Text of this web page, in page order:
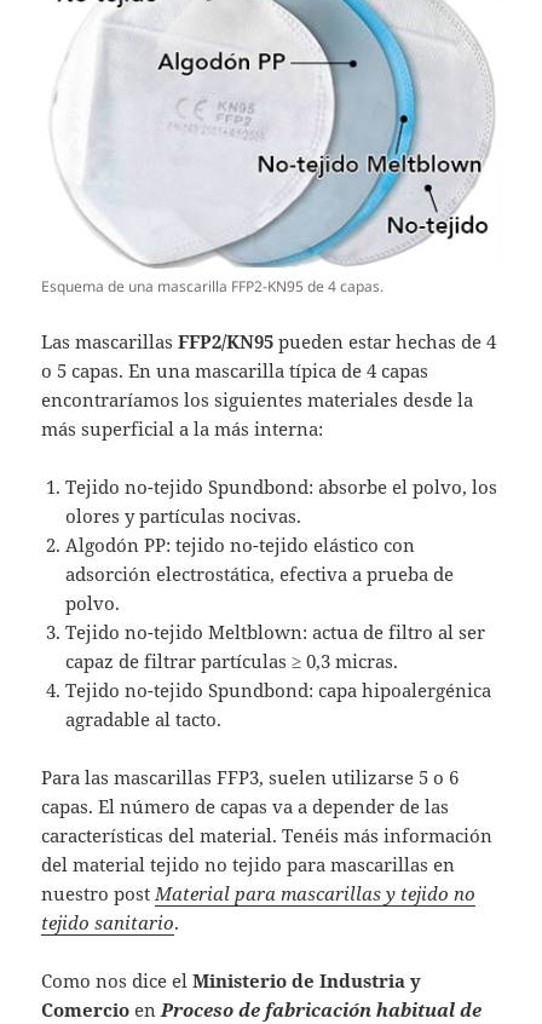
Esquema de una mascarilla FFP2-KN95 de 4 capas.
Las mascarillasFFP2/KN95 pueden estar hechas de 4
o 5 capas. En una mascarilla típica de 4 capas
encontraríamos los siguientes materiales desde la
más superficial a la más interna:
Tejido no-tejido Spundbond: absorbe el polvo, los
olores y partículas nocivas.
Algodón PP: tejido no-tejido elástico con
adsorción electrostática, efectiva a prueba de
polvo.
Tejido no-tejido Meltblown: actua de filtro al ser
capaz de filtrar partículas ≥ 0,3 micras.
Tejido no-tejido Spundbond: capa hipoalergénica
agradable al tacto.
Para las mascarillas FFP3, suelen utilizarse 5 o 6
capas. El número de capas va a depender de las
características del material. Tenéis más información
del material tejido no tejido para mascarillas en
nuestro postMaterial para mascarillas y tejido no
tejido sanitario.
Como nos dice elMinisterio de Industria y
Comercio enProceso de fabricación habitual de